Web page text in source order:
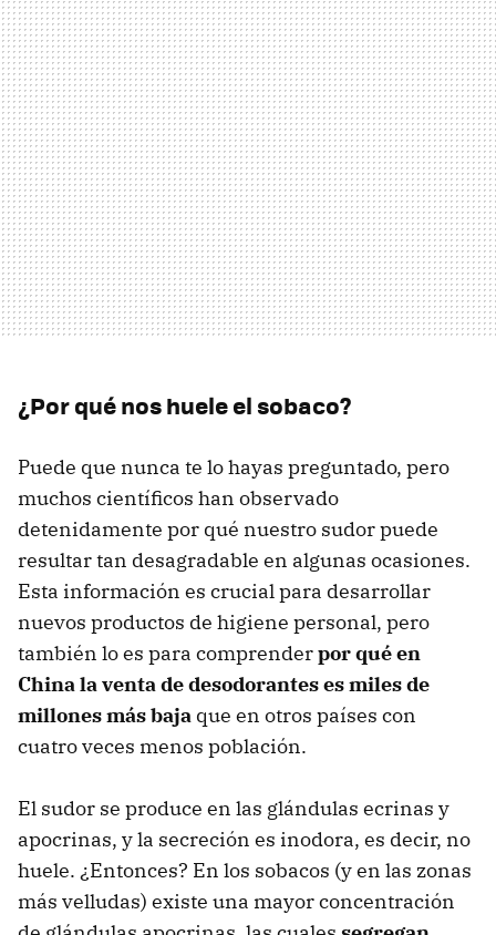
¿Por qué nos huele el sobaco?
Puede que nunca te lo hayas preguntado, pero
muchos científicos han observado
detenidamente por qué nuestro sudor puede
resultar tan desagradable en algunas ocasiones.
Esta información es crucial para desarrollar
nuevos productos de higiene personal, pero
también lo es para comprenderpor qué en
China la venta de desodorantes es miles de
millones más baja que en otros países con
cuatro veces menos población.
El sudor se produce en las glándulas ecrinas y
apocrinas, y la secreción es inodora, es decir, no
huele. ¿Entonces? En los sobacos (y en las zonas
más velludas) existe una mayor concentración